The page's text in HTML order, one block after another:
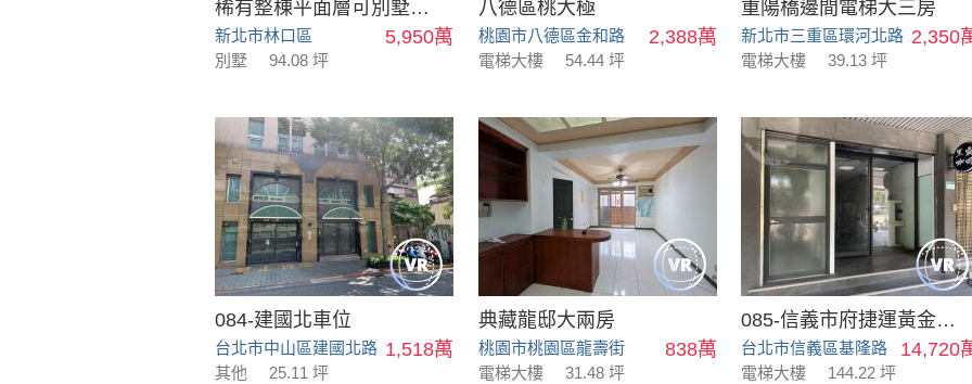
稀有整棟平面層可別墅可會館
新北市林口區 5,950萬
別墅 94.08 坪
八德區桃大極
桃園市八德區金和路 2,388萬
電梯大樓 54.44 坪
重陽橋邊間電梯大三房
新北市三重區環河北路 2,350
電梯大樓 39.13 坪
084-建國北車位
台北市中山區建國北路 1,518萬
其他 25.11 坪
典藏龍邸大兩房
桃園市桃園區龍壽街 838萬
電梯大樓 31.48 坪
085-信義市府捷運黃金店面
台北市信義區基隆路 14,720
電梯大樓 144.22 坪